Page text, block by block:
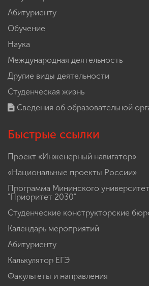
Абитуриенту
Обучение
Наука
Международная деятельность
Другие виды деятельности
Студенческая жизнь
Сведения об образовательной
Быстрые ссылки
Проект «Инженерный навигатор»
«Национальные проекты России»
Программа Мининского
"Приоритет 2030"
Студенческие конструкторские
Календарь мероприятий
Абитуриенту
Калькулятор ЕГЭ
Факультеты и направления